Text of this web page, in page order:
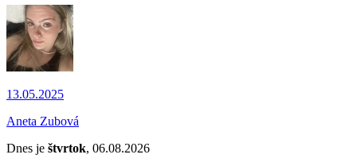
13.05.2025
Aneta Zubová
Dnes je štvrtok, 06.08.2026